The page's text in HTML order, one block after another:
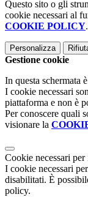
Questo sito o gli
cookie necessari al
COOKIE POLICY.
Personalizza
Gestione cookie
In questa schermata
I cookie necessari
piattaforma e non è
Per conoscere quali
visionare la
Cookie necessari
I cookie necessari
disabilitati. È
policy.